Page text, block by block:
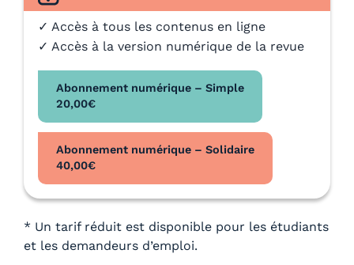
✓ Accès à tous les contenus en ligne
✓ Accès à la version numérique de la revue
Abonnement numérique – Simple
20,00€
Abonnement numérique – Solidaire
40,00€
* Un tarif réduit est disponible pour les étudiants
et les demandeurs d’emploi.